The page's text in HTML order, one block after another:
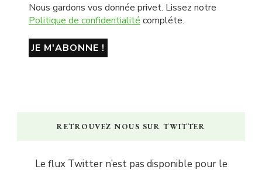
Nous gardons vos donnée privet. Lissez notre
Politique de confidentialité compléte.
RETROUVEZ NOUS SUR TWITTER
Le flux Twitter n’est pas disponible pour le